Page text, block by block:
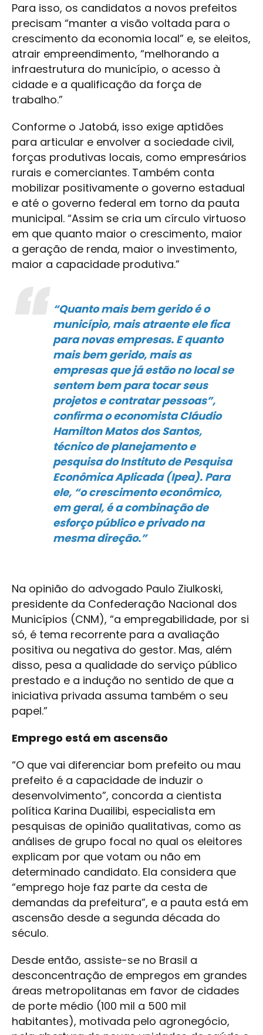
Para isso, os candidatos a novos prefeitos
precisam “manter a visão voltada para o
crescimento da economia local” e, se eleitos,
atrair empreendimento, “melhorando a
infraestrutura do município, o acesso à
cidade e a qualificação da força de
trabalho.”
Conforme o Jatobá, isso exige aptidões
para articular e envolver a sociedade civil,
forças produtivas locais, como empresários
rurais e comerciantes. Também conta
mobilizar positivamente o governo estadual
e até o governo federal em torno da pauta
municipal. “Assim se cria um círculo virtuoso
em que quanto maior o crescimento, maior
a geração de renda, maior o investimento,
maior a capacidade produtiva.”
“Quanto mais bem gerido é o
município, mais atraente ele fica
para novas empresas. E quanto
mais bem gerido, mais as
empresas que já estão no local se
sentem bem para tocar seus
projetos e contratar pessoas”,
confirma o economista Cláudio
Hamilton Matos dos Santos,
técnico de planejamento e
pesquisa do Instituto de Pesquisa
Econômica Aplicada (Ipea). Para
ele, “o crescimento econômico,
em geral, é a combinação de
esforço público e privado na
mesma direção.”
Na opinião do advogado Paulo Ziulkoski,
presidente da Confederação Nacional dos
Municípios (CNM), “a empregabilidade, por si
só, é tema recorrente para a avaliação
positiva ou negativa do gestor. Mas, além
disso, pesa a qualidade do serviço público
prestado e a indução no sentido de que a
iniciativa privada assuma também o seu
papel.”
Emprego está em ascensão
“O que vai diferenciar bom prefeito ou mau
prefeito é a capacidade de induzir o
desenvolvimento”, concorda a cientista
política Karina Duailibi, especialista em
pesquisas de opinião qualitativas, como as
análises de grupo focal no qual os eleitores
explicam por que votam ou não em
determinado candidato. Ela considera que
“emprego hoje faz parte da cesta de
demandas da prefeitura”, e a pauta está em
ascensão desde a segunda década do
século.
Desde então, assiste-se no Brasil a
desconcentração de empregos em grandes
áreas metropolitanas em favor de cidades
de porte médio (100 mil a 500 mil
habitantes), motivada pelo agronegócio,